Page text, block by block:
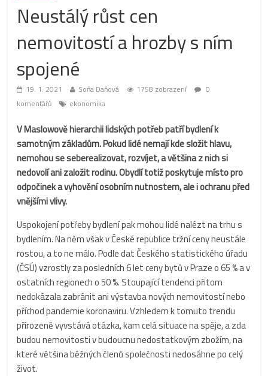
Neustálý růst cen
nemovitostí a hrozby s ním
spojené
19. 1. 2021 Soňa Daňová 1758 zobrazení
0
komentářů
ekonomika
V Maslowově hierarchii lidských potřeb patří bydlení k
samotným základům. Pokud lidé nemají kde složit hlavu,
nemohou se seberealizovat, rozvíjet, a většina z nich si
nedovolí ani založit rodinu. Obydlí totiž poskytuje místo pro
odpočinek a vyhovění osobním nutnostem, ale i ochranu před
vnějšími vlivy.
Uspokojení potřeby bydlení pak mohou lidé nalézt na trhu s
bydlením. Na něm však v České republice tržní ceny neustále
rostou, a to ne málo. Podle dat Českého statistického úřadu
(ČSÚ) vzrostly za posledních 6 let ceny bytů v Praze o 65 % a v
ostatních regionech o 50 %. Stoupající tendenci přitom
nedokázala zabránit ani výstavba nových nemovitostí nebo
příchod pandemie koronaviru. Vzhledem k tomuto trendu
přirozeně vyvstává otázka, kam celá situace na spěje, a zda
budou nemovitosti v budoucnu nedostatkovým zbožím, na
které většina běžných členů společnosti nedosáhne po celý
život.